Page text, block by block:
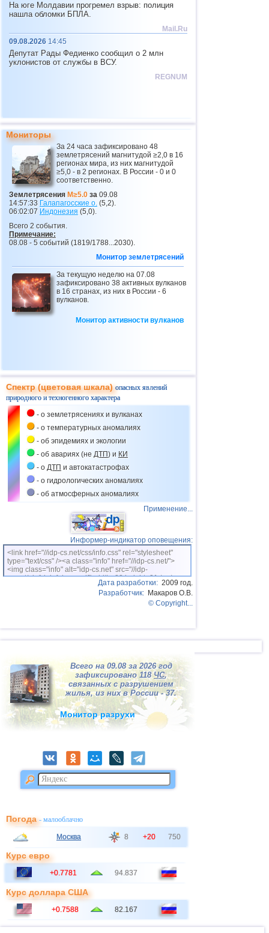
19 Турция
4,4 1
21 Тонга
22 Мексика
26 Никарагуа
27 Центральная Америка 3,8 1
28 Бутан 3,8
29 Сальвадор
30 Венесуэла
31 Австрия
32 о.Виргинии (США)
33 Коста-Рика 2,5...3,3 13
34 Пуэрто-Рико 2,6...3,2 3
35 Гватемала
3,1 1
40 Африка 2,8
41
42 Исландия
43 Польша
На юге Молдавии прогремел взрыв: полиция
нашла обломки БПЛА.
Mail.Ru
09.08.2026 14:45
Депутат Рады Федиенко сообщил о 2 млн
уклонистов от службы в ВСУ.
REGNUM
Мониторы
За 24 часа зафиксировано 48
землетрясений магнитудой ≥2,0 в 16
регионах мира, из них магнитудой
≥5,0 - в 2 регионах. В России - 0 и 0
соответственно.
Землетрясения M≥5.0 за 09.08
14:57:33 Галапагосские о. (5,2).
06:02:07 Индонезия (5,0).
Всего 2 события.
Примечание:
08.08 - 5 событий (1819/1788...2030).
Монитор землетрясений
За текущую неделю на 07.08
зафиксировано 38 активных вулканов
в 16 странах, из них в России - 6
вулканов.
Монитор активности вулканов
Спектр (цветовая шкала)опасных явлений
природного и техногенного характера
- о землетрясениях и вулканах
- о температурных аномалиях
- об эпидемиях и экологии
- об авариях (не ДТП) и КИ
- о ДТП и автокатастрофах
- о гидрологических аномалиях
- об атмосферных аномалиях
Применение...
Информер-индикатор оповещения:
<link href="//idp-cs.net/css/info.css" rel="stylesheet"
type="text/css" /><a class="info" href="//idp-cs.net/">
<img class="info" alt="idp-cs.net" src="//idp-
cs.net/pix/idpinfok_sm.gif" width=88 height=31 /></a>
Дата разработки: 2009 год.
Разработчик: Макаров О.В.
© Copyright...
Всего на 09.08 за 2026 год
зафиксировано 118ЧС,
связанных с разрушением
жилья, из них в России - 37.
Монитор разрухи
Погода- малооблачно
Москва 8 +20 750
Курс евро
+0.7781 94.837
Курс доллара США
+0.7588 82.167